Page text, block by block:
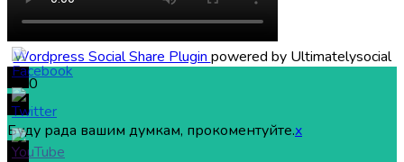
Wordpress Social Share Plugin powered by Ultimatelysocial
0
Буду рада вашим думкам, прокоментуйте.x